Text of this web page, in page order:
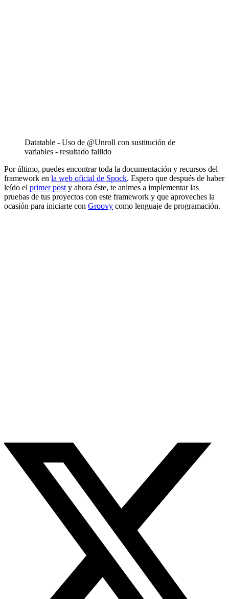
Datatable - Uso de @Unroll con sustitución de
variables - resultado fallido
Por último, puedes encontrar toda la documentación y recursos del
framework en la web oficial de Spock. Espero que después de haber
leído el primer post y ahora éste, te animes a implementar las
pruebas de tus proyectos con este framework y que aproveches la
ocasión para iniciarte con Groovy como lenguaje de programación.